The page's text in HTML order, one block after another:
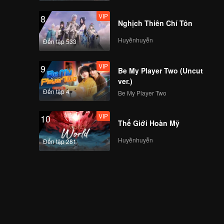
VIP Crush(Still Ver.)
VIP
Last Fireworks of the
Summer Night(Still
Ver.)
VIP
When We Disco(Still
Ver.)
8
Đến tập 533
VIP
Nghịch Thiên Chí Tôn
Huyềnhuyễn
9
Đến tập 4
VIP
Be My Player Two (Uncut
ver.)
Be My Player Two
10
Đến tập 281
VIP
Thế Giới Hoàn Mỹ
Huyềnhuyễn